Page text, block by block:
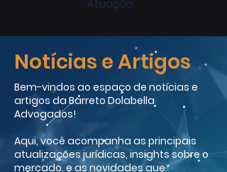
Atuação
Notícias e Artigos
Bem-vindos ao espaço de notícias e
artigos da Barreto Dolabella
Advogados!
Aqui, você acompanha as principais
atualizações jurídicas, insights sobre o
mercado, e as novidades que